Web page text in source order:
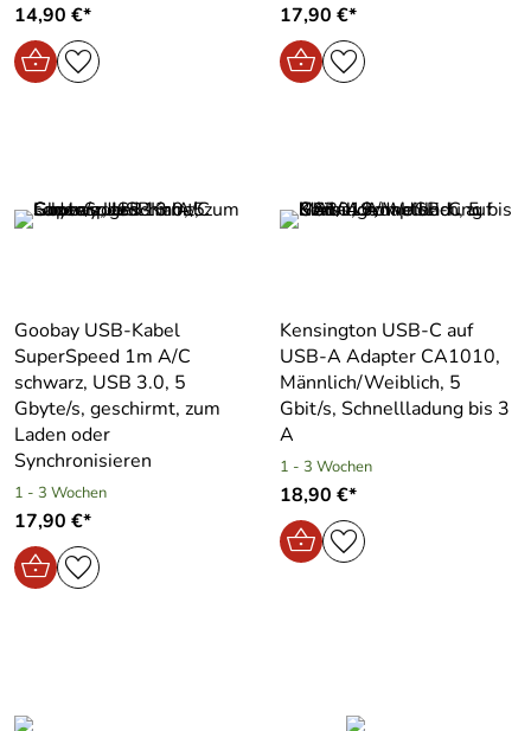
14,90 €* 17,90 €*
Goobay USB-Kabel
SuperSpeed 1m A/C
schwarz, USB 3.0, 5
Gbyte/s, geschirmt, zum
Laden oder
Synchronisieren
1 - 3 Wochen
17,90 €*
Kensington USB-C auf
USB-A Adapter CA1010,
Männlich/Weiblich, 5
Gbit/s, Schnellladung bis 3
A
1 - 3 Wochen
18,90 €*